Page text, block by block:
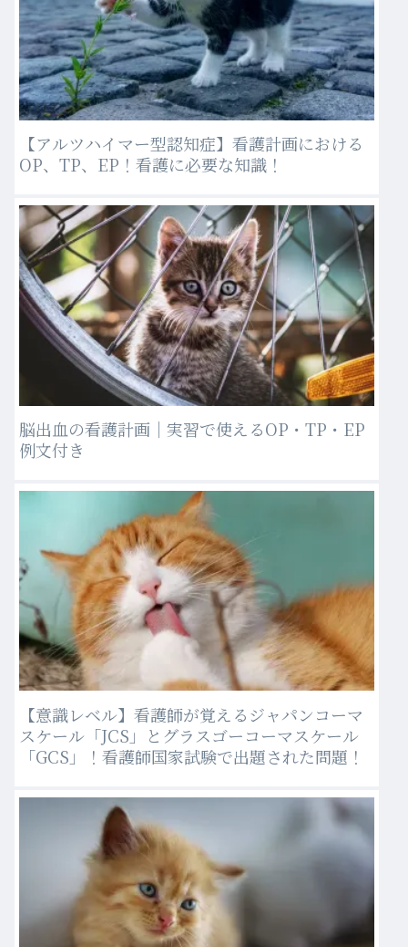
【アルツハイマー型認知症】看護計画における
OP、TP、EP！看護に必要な知識！
脳出血の看護計画｜実習で使えるOP・TP・EP
例文付き
【意識レベル】看護師が覚えるジャパンコーマ
スケール「JCS」とグラスゴーコーマスケール
「GCS」！看護師国家試験で出題された問題！